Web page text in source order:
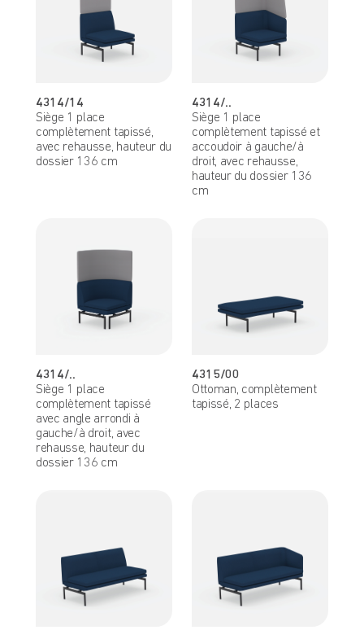
4314/14
Siège 1 place
complètement tapissé,
avec rehausse, hauteur du
dossier 136 cm
4314/..
Siège 1 place
complètement tapissé et
accoudoir à gauche/à
droit, avec rehausse,
hauteur du dossier 136
cm
4314/..
Siège 1 place
complètement tapissé
avec angle arrondi à
gauche/à droit, avec
rehausse, hauteur du
dossier 136 cm
4315/00
Ottoman, complètement
tapissé, 2 places